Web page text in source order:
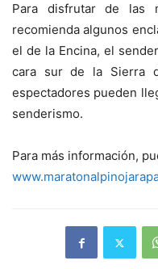
Para disfrutar de las
recomienda algunos
el de la Encina, el
cara sur de la Sierra
espectadores pueden
senderismo.
Para más información,